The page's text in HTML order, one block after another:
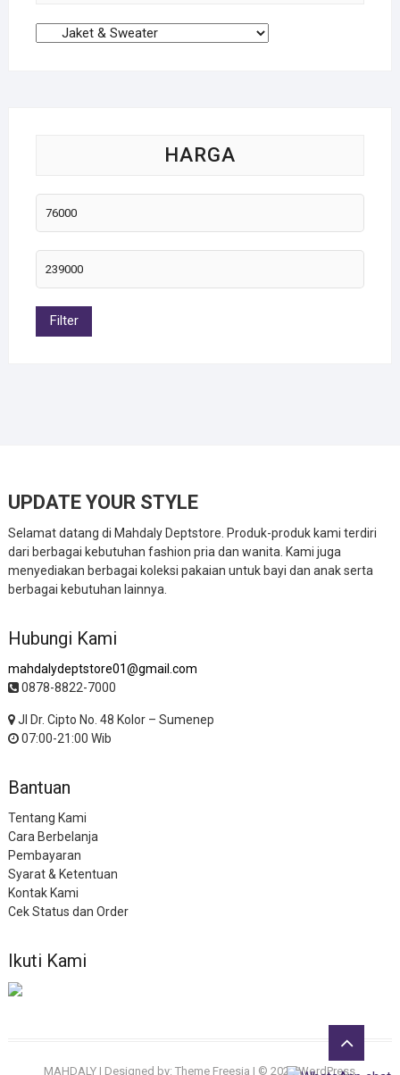
HARGA
Filter
UPDATE YOUR STYLE
Selamat datang di Mahdaly Deptstore. Produk-produk kami terdiri
dari berbagai kebutuhan fashion pria dan wanita. Kami juga
menyediakan berbagai koleksi pakaian untuk bayi dan anak serta
berbagai kebutuhan lainnya.
Hubungi Kami
mahdalydeptstore01@gmail.com
0878-8822-7000
Jl Dr. Cipto No. 48 Kolor – Sumenep
07:00-21:00 Wib
Bantuan
Tentang Kami
Cara Berbelanja
Pembayaran
Syarat & Ketentuan
Kontak Kami
Cek Status dan Order
Ikuti Kami
MAHDALY | Designed by:Theme Freesia | © 2026WordPress